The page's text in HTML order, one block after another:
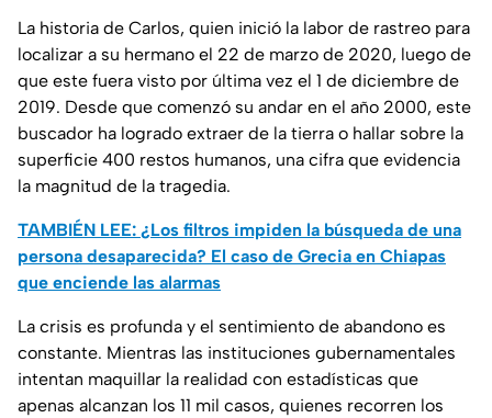
La historia de Carlos, quien inició la labor de rastreo para
localizar a su hermano el 22 de marzo de 2020, luego de
que este fuera visto por última vez el 1 de diciembre de
2019. Desde que comenzó su andar en el año 2000, este
buscador ha logrado extraer de la tierra o hallar sobre la
superficie 400 restos humanos, una cifra que evidencia
la magnitud de la tragedia.
TAMBIÉN LEE: ¿Los filtros impiden la búsqueda de una
persona desaparecida? El caso de Grecia en Chiapas
que enciende las alarmas
La crisis es profunda y el sentimiento de abandono es
constante. Mientras las instituciones gubernamentales
intentan maquillar la realidad con estadísticas que
apenas alcanzan los 11 mil casos, quienes recorren los